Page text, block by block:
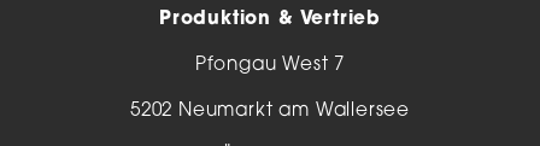
Produktion & Vertrieb
Pfongau West 7
5202 Neumarkt am Wallersee